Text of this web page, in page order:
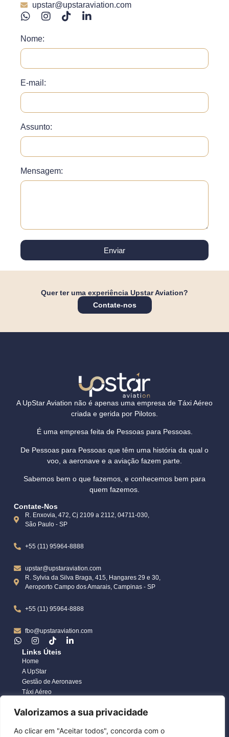
Valorizamos a sua privacidade
Ao clicar em "Aceitar todos", concorda com o
upstar@upstaraviation.com
Nome:
E-mail:
Assunto:
Mensagem:
Enviar
Quer ter uma experiência Upstar Aviation?
Contate-nos
A UpStar Aviation não é apenas uma empresa de Táxi Aéreo
criada e gerida por Pilotos.
É uma empresa feita de Pessoas para Pessoas.
De Pessoas para Pessoas que têm uma história da qual o
voo, a aeronave e a aviação fazem parte.
Sabemos bem o que fazemos, e conhecemos bem para
quem fazemos.
Contate-Nos
R. Enxovia, 472, Cj 2109 a 2112, 04711-030,
São Paulo - SP
+55 (11) 95964-8888
upstar@upstaraviation.com
R. Sylvia da Silva Braga, 415, Hangares 29 e 30,
Aeroporto Campo dos Amarais, Campinas - SP
+55 (11) 95964-8888
fbo@upstaraviation.com
Links Úteis
Home
A UpStar
Gestão de Aeronaves
Táxi Aéreo
Blog
Trabalhe Com a UpStar